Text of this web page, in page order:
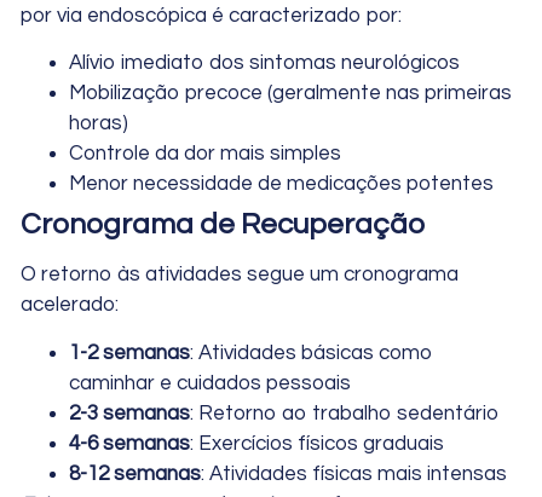
por via endoscópica é caracterizado por:
Alívio imediato dos sintomas neurológicos
Mobilização precoce (geralmente nas primeiras
horas)
Controle da dor mais simples
Menor necessidade de medicações potentes
Cronograma de Recuperação
O retorno às atividades segue um cronograma
acelerado:
1-2 semanas: Atividades básicas como
caminhar e cuidados pessoais
2-3 semanas: Retorno ao trabalho sedentário
4-6 semanas: Exercícios físicos graduais
8-12 semanas: Atividades físicas mais intensas